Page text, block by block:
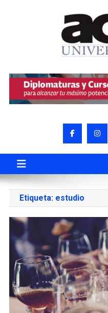
Etiqueta: estudio